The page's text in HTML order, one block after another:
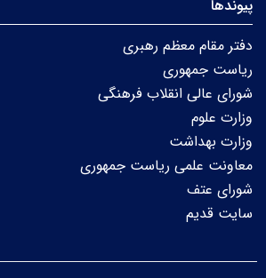
پیوندها
دفتر مقام معظم رهبری
ریاست جمهوری
شورای عالی انقلاب فرهنگی
وزارت علوم
وزارت بهداشت
معاونت علمی ریاست جمهوری
شورای عتف
سایت قدیم